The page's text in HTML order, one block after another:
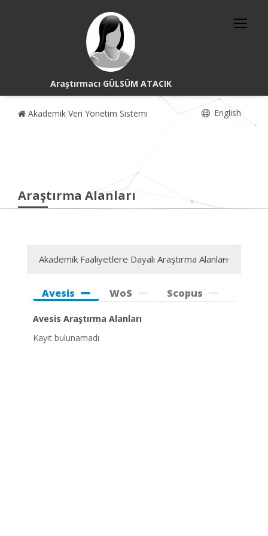
Araştırmacı GÜLSÜM ATACIK
Akademik Veri Yönetim Sistemi English
Araştırma Alanları
Akademik Faaliyetlere Dayalı Araştırma Alanları
Avesis WoS Scopus
Avesis Araştırma Alanları
Kayıt bulunamadı